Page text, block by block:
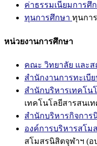
ค่าธรรมเนียมการศึ
ทุนการศึกษา ทุนกา
หน่วยงานการศึกษา
คณะ วิทยาลัย และส
สำนักงานการทะเบี
สำนักบริหารเทคโน
เทคโนโลยีสารสนเ
สำนักบริหารกิจการ
องค์การบริหารสโม
สโมสรนิสิตจุฬาฯ (อ